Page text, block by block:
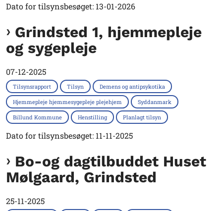
Dato for tilsynsbesøget: 13-01-2026
Grindsted 1, hjemmepleje
og sygepleje
07-12-2025
Tilsynsrapport Tilsyn Demens og antipsykotika
Hjemmepleje hjemmesygepleje plejehjem Syddanmark
Billund Kommune Henstilling Planlagt tilsyn
Dato for tilsynsbesøget: 11-11-2025
Bo-og dagtilbuddet Huset
Mølgaard, Grindsted
25-11-2025